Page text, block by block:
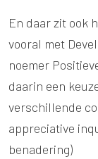
En daar zit ook
vooral met
noemer
daarin een
verschillende
appreciative
benadering)